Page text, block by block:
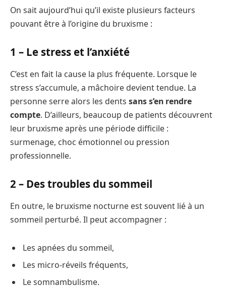
On sait aujourd’hui qu’il existe plusieurs facteurs
pouvant être à l’origine du bruxisme :
1 – Le stress et l’anxiété
C’est en fait la cause la plus fréquente. Lorsque le
stress s’accumule, a mâchoire devient tendue. La
personne serre alors les dents sans s’en rendre
compte. D’ailleurs, beaucoup de patients découvrent
leur bruxisme après une période difficile :
surmenage, choc émotionnel ou pression
professionnelle.
2 – Des troubles du sommeil
En outre, le bruxisme nocturne est souvent lié à un
sommeil perturbé. Il peut accompagner :
Les apnées du sommeil,
Les micro-réveils fréquents,
Le somnambulisme.